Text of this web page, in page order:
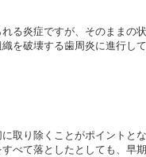
る炎症ですが、そのままの
を破壊する歯周炎に進行して
取り除くことがポイントと
べて落としたとしても、早